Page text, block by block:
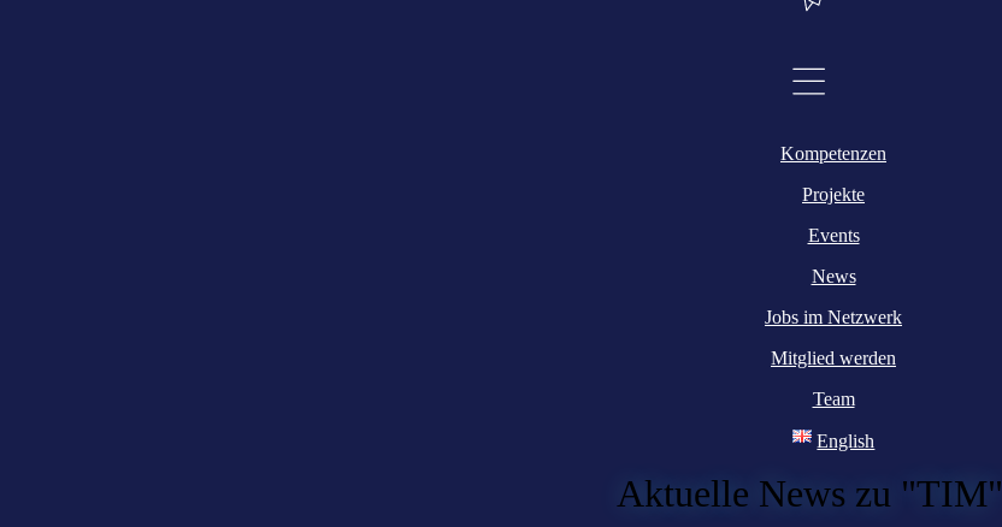
Kompetenzen
Projekte
Events
News
Jobs im Netzwerk
Mitglied werden
Team
English
Aktuelle News zu "TIM"